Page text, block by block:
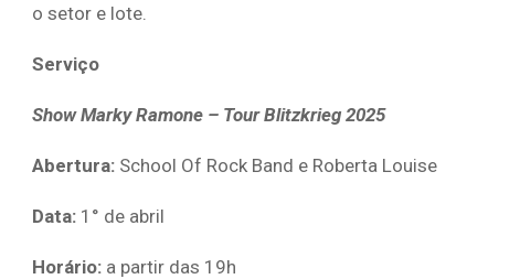
o setor e lote.
Serviço
Show Marky Ramone – Tour Blitzkrieg 2025
Abertura: School Of Rock Band e Roberta Louise
Data: 1° de abril
Horário: a partir das 19h